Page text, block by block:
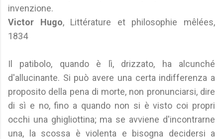
invenzione.
Victor Hugo, Littérature et philosophie mêlées,
1834
Il patibolo, quando è lì, drizzato, ha alcunché
d'allucinante. Si può avere una certa indifferenza a
proposito della pena di morte, non pronunciarsi, dire
di sì e no, fino a quando non si è visto coi propri
occhi una ghigliottina; ma se avviene d'incontrarne
una, la scossa è violenta e bisogna decidersi a